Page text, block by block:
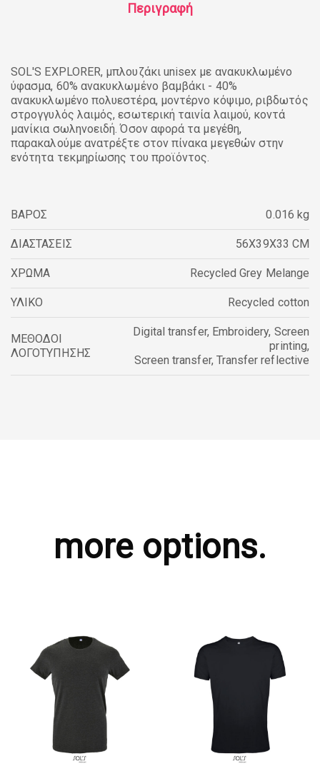
Περιγραφή
SOL'S EXPLORER, μπλουζάκι unisex με ανακυκλωμένο
ύφασμα, 60% ανακυκλωμένο βαμβάκι - 40%
ανακυκλωμένο πολυεστέρα, μοντέρνο κόψιμο, ριβδωτός
στρογγυλός λαιμός, εσωτερική ταινία λαιμού, κοντά
μανίκια σωληνοειδή. Όσον αφορά τα μεγέθη,
παρακαλούμε ανατρέξτε στον πίνακα μεγεθών στην
ενότητα τεκμηρίωσης του προϊόντος.
ΒΑΡΟΣ 0.016 kg
ΔΙΑΣΤΑΣΕΙΣ 56X39X33 CM
ΧΡΩΜΑ Recycled Grey Melange
ΥΛΙΚΟ Recycled cotton
ΜΕΘΟΔΟΙ
ΛΟΓΟΤΥΠΗΣΗΣ
Digital transfer, Embroidery, Screen
printing,
Screen transfer, Transfer reflective
more options.